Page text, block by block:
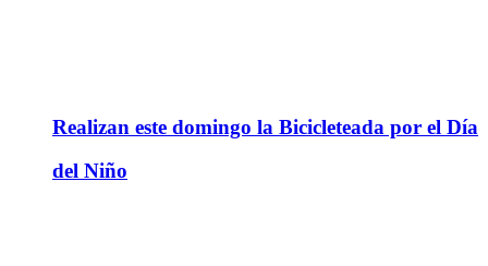
Realizan este domingo la Bicicleteada por el Día
del Niño